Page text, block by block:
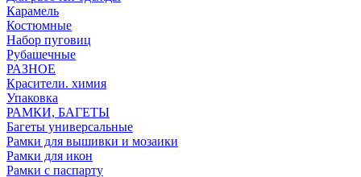
Карамель
Костюмные
Набор пуговиц
Рубашечные
РАЗНОЕ
Красители. химия
Упаковка
РАМКИ, БАГЕТЫ
Багеты универсальные
Рамки для вышивки и мозаики
Рамки для икон
Рамки с паспарту